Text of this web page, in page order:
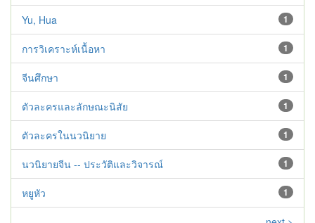
1
Yu, Hua
1
การวิเคราะห์เนื้อหา
1
จีนศึกษา
1
ตัวละครและลักษณะนิสัย
1
ตัวละครในนวนิยาย
1
นวนิยายจีน -- ประวัติและวิจารณ์
1
หยูหัว